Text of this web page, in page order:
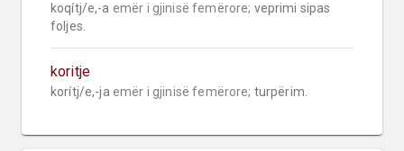
koqítj/e,-a emër i gjinisë femërore; veprimi sipas
foljes.
koritje
korítj/e,-ja emër i gjinisë femërore; turpërim.